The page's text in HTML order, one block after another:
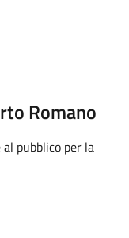
Romano
pubblico per la